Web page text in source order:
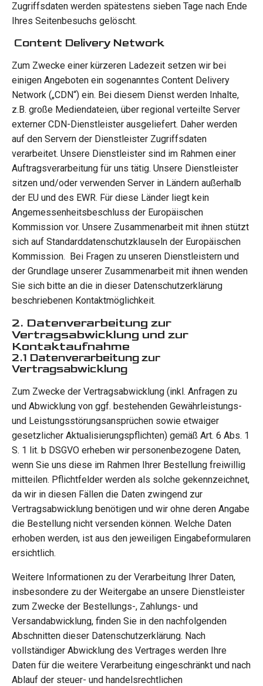
Zugriffsdaten werden spätestens sieben Tage nach Ende
Ihres Seitenbesuchs gelöscht.
Content Delivery Network
Zum Zwecke einer kürzeren Ladezeit setzen wir bei
einigen Angeboten ein sogenanntes Content Delivery
Network („CDN“) ein. Bei diesem Dienst werden Inhalte,
z.B. große Mediendateien, über regional verteilte Server
externer CDN-Dienstleister ausgeliefert. Daher werden
auf den Servern der Dienstleister Zugriffsdaten
verarbeitet. Unsere Dienstleister sind im Rahmen einer
Auftragsverarbeitung für uns tätig. Unsere Dienstleister
sitzen und/oder verwenden Server in Ländern außerhalb
der EU und des EWR. Für diese Länder liegt kein
Angemessenheitsbeschluss der Europäischen
Kommission vor. Unsere Zusammenarbeit mit ihnen stützt
sich auf Standarddatenschutzklauseln der Europäischen
Kommission. Bei Fragen zu unseren Dienstleistern und
der Grundlage unserer Zusammenarbeit mit ihnen wenden
Sie sich bitte an die in dieser Datenschutzerklärung
beschriebenen Kontaktmöglichkeit.
2. Datenverarbeitung zur
Vertragsabwicklung und zur
Kontaktaufnahme
2.1 Datenverarbeitung zur
Vertragsabwicklung
Zum Zwecke der Vertragsabwicklung (inkl. Anfragen zu
und Abwicklung von ggf. bestehenden Gewährleistungs-
und Leistungsstörungsansprüchen sowie etwaiger
gesetzlicher Aktualisierungspflichten) gemäß Art. 6 Abs. 1
S. 1 lit. b DSGVO erheben wir personenbezogene Daten,
wenn Sie uns diese im Rahmen Ihrer Bestellung freiwillig
mitteilen. Pflichtfelder werden als solche gekennzeichnet,
da wir in diesen Fällen die Daten zwingend zur
Vertragsabwicklung benötigen und wir ohne deren Angabe
die Bestellung nicht versenden können. Welche Daten
erhoben werden, ist aus den jeweiligen Eingabeformularen
ersichtlich.
Weitere Informationen zu der Verarbeitung Ihrer Daten,
insbesondere zu der Weitergabe an unsere Dienstleister
zum Zwecke der Bestellungs-, Zahlungs- und
Versandabwicklung, finden Sie in den nachfolgenden
Abschnitten dieser Datenschutzerklärung. Nach
vollständiger Abwicklung des Vertrages werden Ihre
Daten für die weitere Verarbeitung eingeschränkt und nach
Ablauf der steuer- und handelsrechtlichen